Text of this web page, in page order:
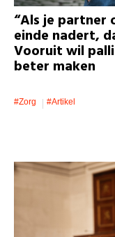
“Als je partner
einde nadert,
Vooruit wil
beter maken
#zorg
#artikel